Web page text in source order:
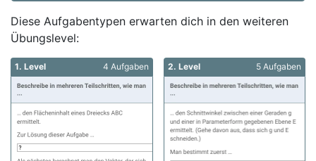
Diese Aufgabentypen erwarten dich in den weiteren
Übungslevel:
1. Level 4 Aufgaben 2. Level 5 Aufgaben